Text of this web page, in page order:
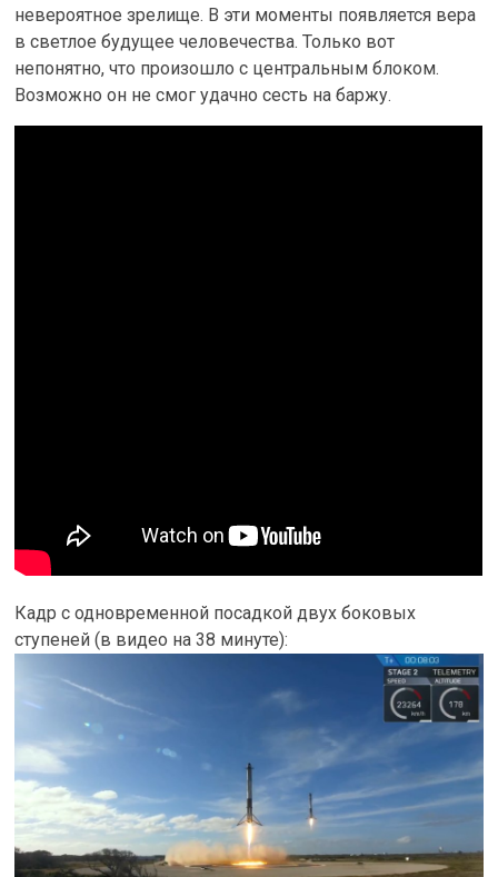
невероятное зрелище. В эти моменты появляется вера
в светлое будущее человечества. Только вот
непонятно, что произошло с центральным блоком.
Возможно он не смог удачно сесть на баржу.
Кадр с одновременной посадкой двух боковых
ступеней (в видео на 38 минуте):